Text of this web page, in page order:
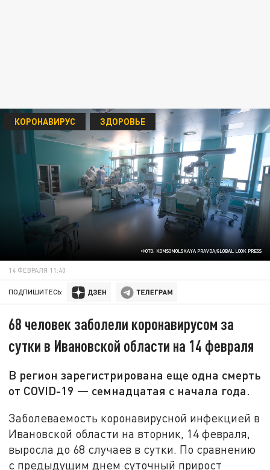
ФОТО: KOMSOMOLSKAYA PRAVDA/GLOBAL LOOK PRESS
КОРОНАВИРУС ЗДОРОВЬЕ
14 ФЕВРАЛЯ 11:40
ПОДПИШИТЕСЬ:
68 человек заболели коронавирусом за
сутки в Ивановской области на 14 февраля
В регион зарегистрирована еще одна смерть
от COVID-19 — семнадцатая с начала года.
Заболеваемость коронавирусной инфекцией в
Ивановской области на вторник, 14 февраля,
выросла до 68 случаев в сутки. По сравнению
с предыдущим днем суточный прирост